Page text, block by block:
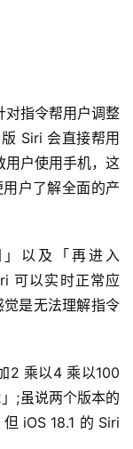
对指令帮用户调整
Siri 会直接帮用
用户使用手机，这
户了解全面的产
以及「再进入
可以实时正常应
是无法理解指令
2 乘以4 乘以100
;虽说两个版本的
iOS 18.1 的 Siri